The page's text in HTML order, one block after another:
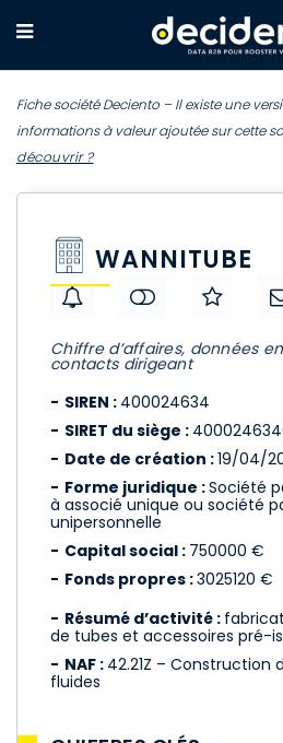
Fiche société Deciento – Il existe une
informations à valeur ajoutée sur cette
découvrir ?
WANNITUBE
Chiffre d’affaires, données
contacts dirigeant
SIREN : 400024634
SIRET du siège :
Date de création :19/04/
Forme juridique :Société
à associé unique ou société
unipersonnelle
Capital social : 750000 €
Fonds propres :3025120 €
Résumé d’activité :
de tubes et accessoires pré-
NAF : 42.21Z – Construction
fluides